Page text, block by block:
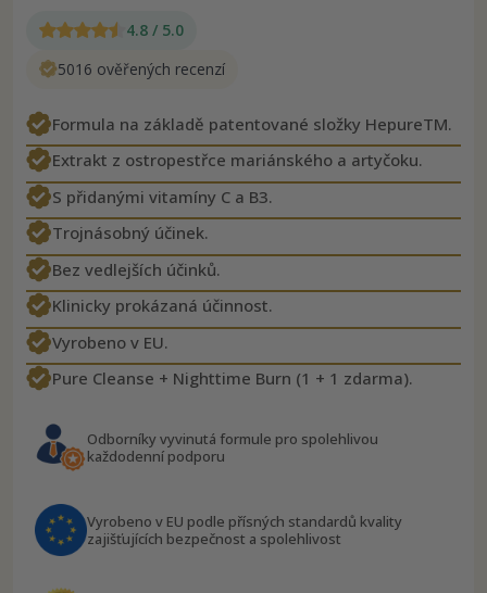
4.8 / 5.0
5016 ověřených recenzí
Formula na základě patentované složky HepureTM.
Extrakt z ostropestřce mariánského a artyčoku.
S přidanými vitamíny C a B3.
Trojnásobný účinek.
Bez vedlejších účinků.
Klinicky prokázaná účinnost.
Vyrobeno v EU.
Pure Cleanse + Nighttime Burn (1 + 1 zdarma).
Odborníky vyvinutá formule pro spolehlivou
každodenní podporu
Vyrobeno v EU podle přísných standardů kvality
zajišťujících bezpečnost a spolehlivost